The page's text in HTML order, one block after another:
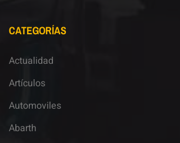
CATEGORÍAS
Actualidad
Artículos
Automoviles
Abarth